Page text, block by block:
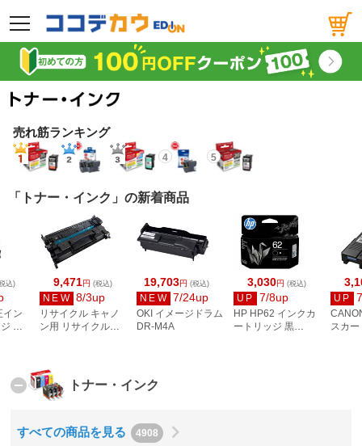
メニュー
売れ筋ランキング
4 5
「トナー・インク」の新着商品
9,471円 (税込)
NEW 8/3up
リサイクル キャノ
ン用 リサイクルト
19,703円 (税込)
NEW 7/24up
OKI イメージドラム
DR-M4A
3,030円 (税込)
UP 7/8up
HP HP62 インクカ
ートリッジ 黒
UP
スカ
込)
イン
大
remove_circle トナー・インク
すべての商品を見る 4908 keyboard_arrow_right